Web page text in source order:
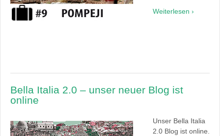
Weiterlesen ›
Bella Italia 2.0 – unser neuer Blog ist
online
Unser Bella Italia
2.0 Blog ist online.